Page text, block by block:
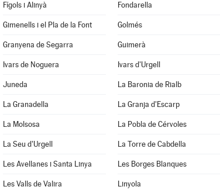
Fígols i Alinyà Fondarella
Gimenells i el Pla de la Font Golmés
Granyena de Segarra Guimerà
Ivars de Noguera Ivars d'Urgell
Juneda La Baronia de Rialb
La Granadella La Granja d'Escarp
La Molsosa La Pobla de Cérvoles
La Seu d'Urgell La Torre de Cabdella
Les Avellanes i Santa Linya Les Borges Blanques
Les Valls de Valira Linyola